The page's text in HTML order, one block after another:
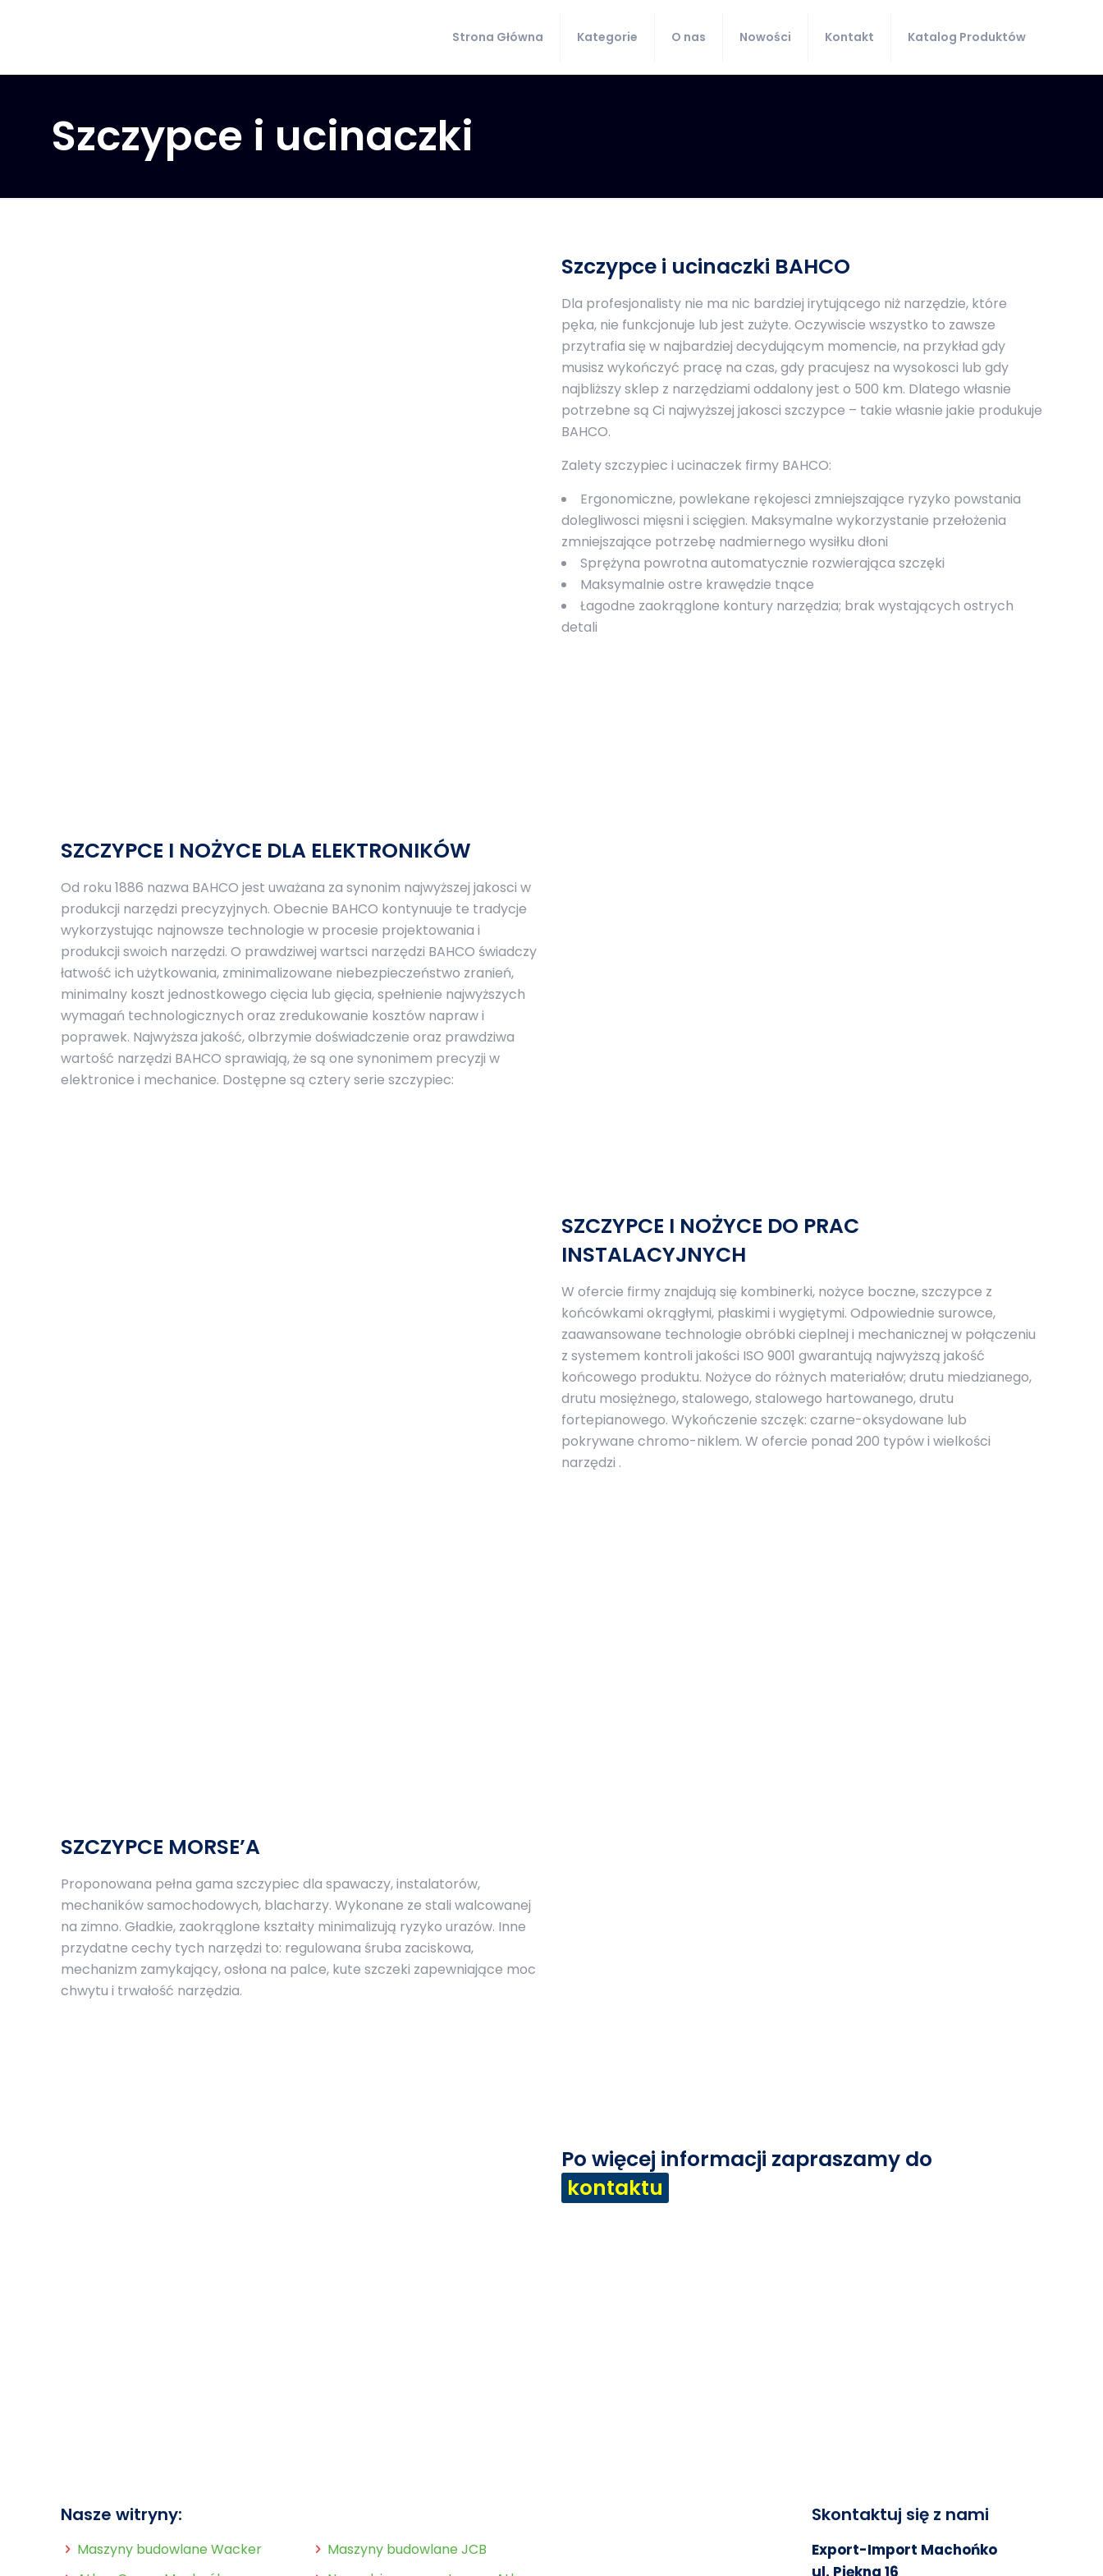
Strona Główna Kategorie O nas Nowości Kontakt Katalog Produktów
Szczypce i ucinaczki
Szczypce i ucinaczki BAHCO
Dla profesjonalisty nie ma nic bardziej irytującego niż narzędzie, które
pęka, nie funkcjonuje lub jest zużyte. Oczywiscie wszystko to zawsze
przytrafia się w najbardziej decydującym momencie, na przykład gdy
musisz wykończyć pracę na czas, gdy pracujesz na wysokosci lub gdy
najbliższy sklep z narzędziami oddalony jest o 500 km. Dlatego własnie
potrzebne są Ci najwyższej jakosci szczypce – takie własnie jakie produkuje
BAHCO.
Zalety szczypiec i ucinaczek firmy BAHCO:
Ergonomiczne, powlekane rękojesci zmniejszające ryzyko powstania
dolegliwosci mięsni i scięgien. Maksymalne wykorzystanie przełożenia
zmniejszające potrzebę nadmiernego wysiłku dłoni
Sprężyna powrotna automatycznie rozwierająca szczęki
Maksymalnie ostre krawędzie tnące
Łagodne zaokrąglone kontury narzędzia; brak wystających ostrych
detali
SZCZYPCE I NOŻYCE DLA ELEKTRONIKÓW
Od roku 1886 nazwa BAHCO jest uważana za synonim najwyższej jakosci w
produkcji narzędzi precyzyjnych. Obecnie BAHCO kontynuuje te tradycje
wykorzystując najnowsze technologie w procesie projektowania i
produkcji swoich narzędzi. O prawdziwej wartsci narzędzi BAHCO świadczy
łatwość ich użytkowania, zminimalizowane niebezpieczeństwo zranień,
minimalny koszt jednostkowego cięcia lub gięcia, spełnienie najwyższych
wymagań technologicznych oraz zredukowanie kosztów napraw i
poprawek. Najwyższa jakość, olbrzymie doświadczenie oraz prawdziwa
wartość narzędzi BAHCO sprawiają, że są one synonimem precyzji w
elektronice i mechanice. Dostępne są cztery serie szczypiec:
SZCZYPCE I NOŻYCE DO PRAC
INSTALACYJNYCH
W ofercie firmy znajdują się kombinerki, nożyce boczne, szczypce z
końcówkami okrągłymi, płaskimi i wygiętymi. Odpowiednie surowce,
zaawansowane technologie obróbki cieplnej i mechanicznej w połączeniu
z systemem kontroli jakości ISO 9001 gwarantują najwyższą jakość
końcowego produktu. Nożyce do różnych materiałów; drutu miedzianego,
drutu mosiężnego, stalowego, stalowego hartowanego, drutu
fortepianowego. Wykończenie szczęk: czarne-oksydowane lub
pokrywane chromo-niklem. W ofercie ponad 200 typów i wielkości
narzędzi .
SZCZYPCE MORSE’A
Proponowana pełna gama szczypiec dla spawaczy, instalatorów,
mechaników samochodowych, blacharzy. Wykonane ze stali walcowanej
na zimno. Gładkie, zaokrąglone kształty minimalizują ryzyko urazów. Inne
przydatne cechy tych narzędzi to: regulowana śruba zaciskowa,
mechanizm zamykający, osłona na palce, kute szczeki zapewniające moc
chwytu i trwałość narzędzia.
Po więcej informacji zapraszamy do
kontaktu
Nasze witryny:
Maszyny budowlane Wacker
Maszyny budowlane JCB
Skontaktuj się z nami
Export-Import Machońko